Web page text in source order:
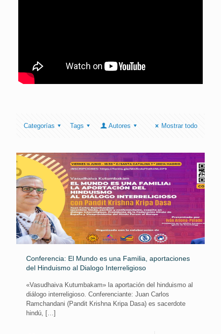
Categorías Tags Autores Mostrar todo
Conferencia: El Mundo es una Familia, aportaciones
del Hinduismo al Dialogo Interreligioso
«Vasudhaiva Kutumbakam» la aportación del hinduismo al
diálogo interreligioso. Conferenciante: Juan Carlos
Ramchandani (Pandit Krishna Kripa Dasa) es sacerdote
hindú, […]